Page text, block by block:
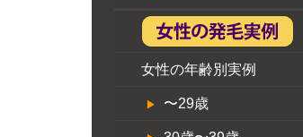
女性の年齢別実例
〜29歳